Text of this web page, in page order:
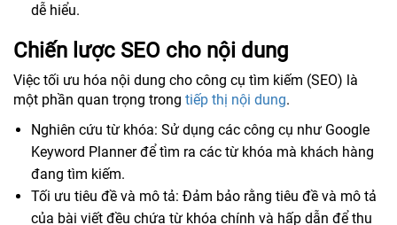
dễ hiểu.
Chiến lược SEO cho nội dung
Việc tối ưu hóa nội dung cho công cụ tìm kiếm (SEO) là
một phần quan trọng trong tiếp thị nội dung.
Nghiên cứu từ khóa: Sử dụng các công cụ như Google
Keyword Planner để tìm ra các từ khóa mà khách hàng
đang tìm kiếm.
Tối ưu tiêu đề và mô tả: Đảm bảo rằng tiêu đề và mô tả
của bài viết đều chứa từ khóa chính và hấp dẫn để thu